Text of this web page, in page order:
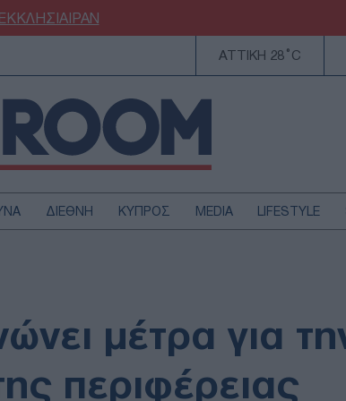
ΙΡΑΝ
ΑΤΤΙΚΗ 28°C
ΔΙΕΘΝΗ ΚΥΠΡΟΣ MEDIA LIFESTYLE
ΤΕΧΝΟΛΟΓΙΑ
μέτρα για
περιφέρειας